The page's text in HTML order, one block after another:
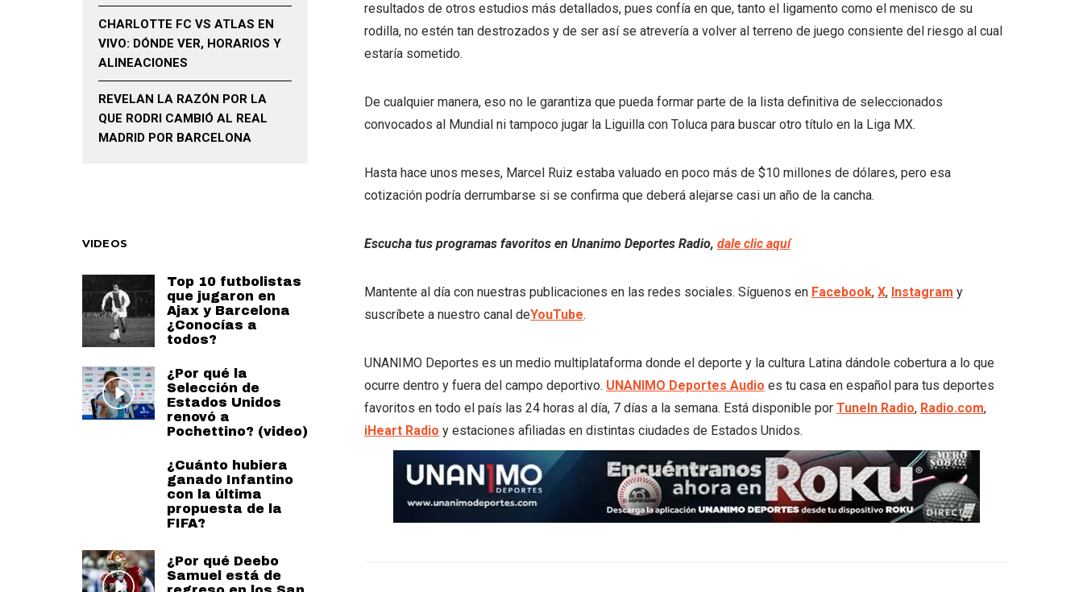
resultados de otros estudios más detallados, pues confía en que, tanto el ligamento como el menisco de su
rodilla, no estén tan destrozados y de ser así se atrevería a volver al terreno de juego consiente del riesgo al cual
estaría sometido.
De cualquier manera, eso no le garantiza que pueda formar parte de la lista definitiva de seleccionados
convocados al Mundial ni tampoco jugar la Liguilla con Toluca para buscar otro título en la Liga MX.
Hasta hace unos meses, Marcel Ruiz estaba valuado en poco más de $10 millones de dólares, pero esa
cotización podría derrumbarse si se confirma que deberá alejarse casi un año de la cancha.
Escucha tus programas favoritos en Unanimo Deportes Radio, dale clic aquí
Mantente al día con nuestras publicaciones en las redes sociales. Síguenos en Facebook, X, Instagram y
suscríbete a nuestro canal deYouTube.
UNANIMO Deportes es un medio multiplataforma donde el deporte y la cultura Latina dándole cobertura a lo que
ocurre dentro y fuera del campo deportivo. UNANIMO Deportes Audio es tu casa en español para tus deportes
favoritos en todo el país las 24 horas al día, 7 días a la semana. Está disponible por TuneIn Radio, Radio.com,
iHeart Radio y estaciones afiliadas en distintas ciudades de Estados Unidos.
CHARLOTTE FC VS ATLAS EN
VIVO: DÓNDE VER, HORARIOS Y
ALINEACIONES
REVELAN LA RAZÓN POR LA
QUE RODRI CAMBIÓ AL REAL
MADRID POR BARCELONA
VIDEOS
Top 10 futbolistas
que jugaron en
Ajax y Barcelona
¿Conocías a
todos?
¿Por qué la
Selección de
Estados Unidos
renovó a
Pochettino? (video)
¿Cuánto hubiera
ganado Infantino
con la última
propuesta de la
FIFA?
¿Por qué Deebo
Samuel está de